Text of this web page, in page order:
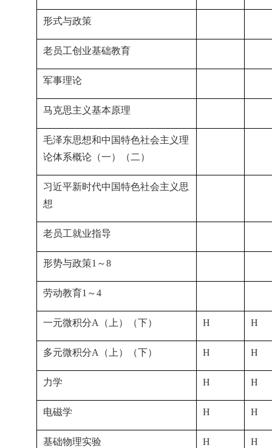
形式与政策
老员工创业基础教育
军事理论
马克思主义基本原理
毛泽东思想和中国特色社会主义理
论体系概论（一）（二）
习近平新时代中国特色社会主义思
想
老员工就业指导
形势与政策1～8
劳动教育1～4
一元微积分A（上）（下） H H
多元微积分A（上）（下） H H
力学 H H
电磁学 H H
基础物理实验 H H